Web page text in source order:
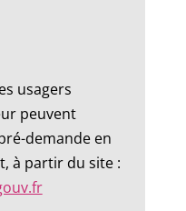
usagers
peuvent
demande en
à partir du site :